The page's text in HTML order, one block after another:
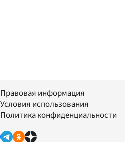
Правовая информация
Условия использования
Политика конфиденциальности